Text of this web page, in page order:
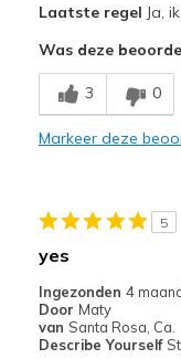
Stylish
Beste
Casual Wear
Width
Laatste regel Ja,
Was deze
3 0
Markeer deze
5
yes
Ingezonden 4
Door Maty
van Santa Rosa, Ca.
Describe Yourself